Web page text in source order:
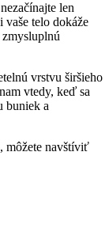
len
telo dokáže
vrstvu širšieho
vtedy, keď sa
buniek a
môžete navštíviť